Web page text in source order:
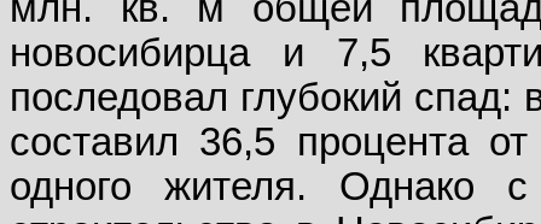
новосибирца и 7,5
последовал глубокий спад:
составил 36,5 процента
одного жителя. Однако